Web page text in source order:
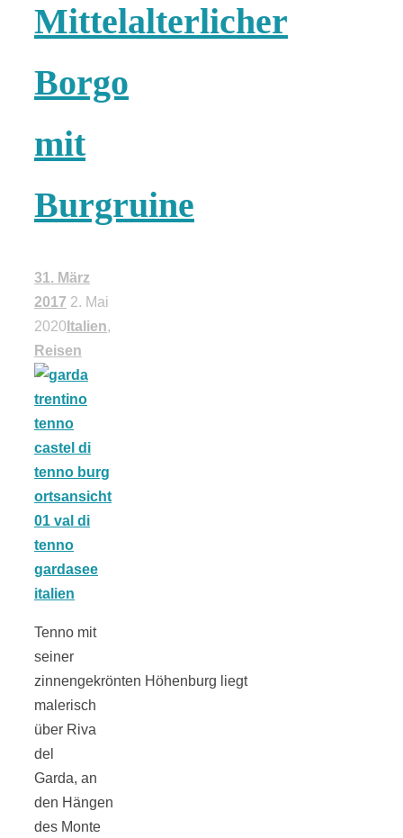
Mittelalterlicher
Borgo
mit
Burgruine
31. März
2017 2. Mai
2020 Italien,
Reisen
Tenno mit
seiner
zinnengekrönten Höhenburg liegt
malerisch
über Riva
del
Garda, an
den Hängen
des Monte
München &
Ausflugsziele